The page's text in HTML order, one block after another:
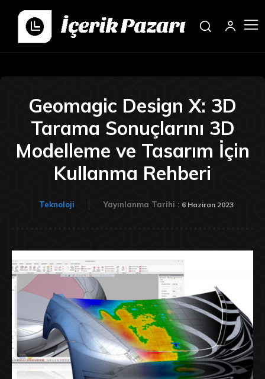
Geomagic Design X: 3D
Tarama Sonuçlarını 3D
Modelleme ve Tasarım İçin
Kullanma Rehberi
Teknoloji Yayınlanma Tarihi : 6 Haziran 2023